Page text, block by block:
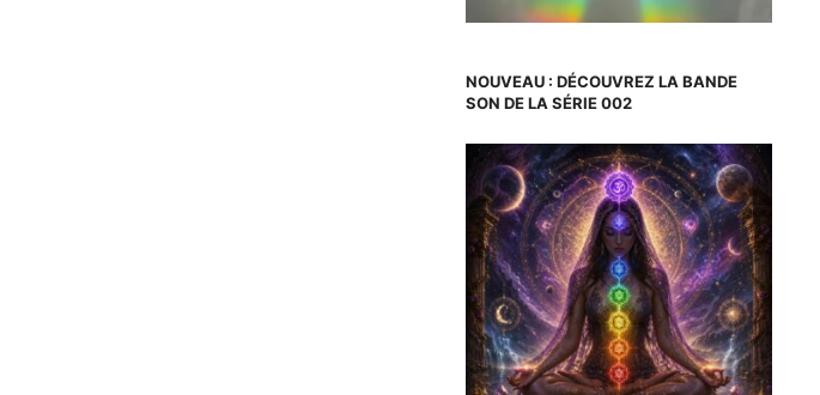
NOUVEAU : DÉCOUVREZ LA BANDE
SON DE LA SÉRIE 002